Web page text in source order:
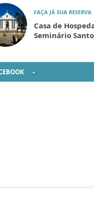
FAÇA JÁ SUA RESERVA
Casa de
Seminário